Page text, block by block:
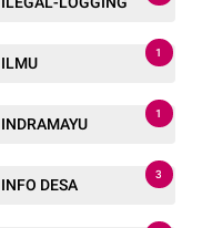
ILMU
1
INDRAMAYU
1
INFO DESA
3